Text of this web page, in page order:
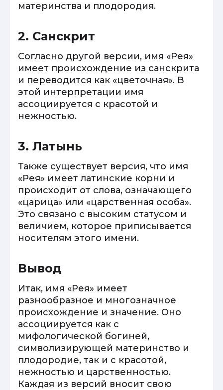
материнства и плодородия.
2. Санскрит
Согласно другой версии, имя «Рея»
имеет происхождение из санскрита
и переводится как «цветочная». В
этой интерпретации имя
ассоциируется с красотой и
нежностью.
3. Латынь
Также существует версия, что имя
«Рея» имеет латинские корни и
происходит от слова, означающего
«царица» или «царственная особа».
Это связано с высоким статусом и
величием, которое приписывается
носителям этого имени.
Вывод
Итак, имя «Рея» имеет
разнообразное и многозначное
происхождение и значение. Оно
ассоциируется как с
мифологической богиней,
символизирующей материнство и
плодородие, так и с красотой,
нежностью и царственностью.
Каждая из версий вносит свою